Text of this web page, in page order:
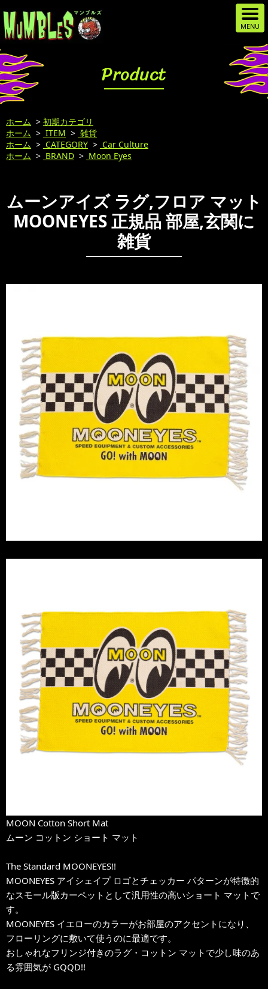
Product
ホーム > 初期カテゴリ
ホーム > ITEM > 雑貨
ホーム > CATEGORY > Car Culture
ホーム > BRAND > Moon Eyes
ムーンアイズ ラグ,フロア マット
MOONEYES 正規品 部屋,玄関に
雑貨
MOON Cotton Short Mat
ムーン コットン ショート マット
The Standard MOONEYES!!
MOONEYES アイシェイプ ロゴとチェッカー パターンが特徴的
なスモール版カーペットとして汎用性の高いショート マットで
す。
MOONEYES イエローのカラーがお部屋のアクセントになり、
フローリングに敷いて使うのに最適です。
おしゃれなフリンジ付きのラグ・コットン マットで少し味のあ
る雰囲気が GQQD!!